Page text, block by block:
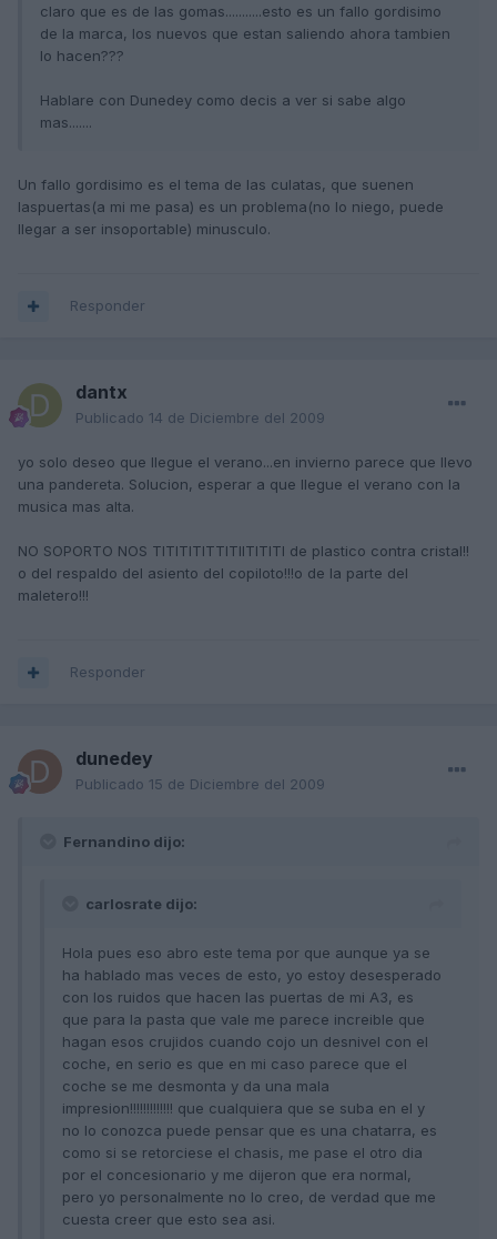
claro que es de las gomas...........esto es un fallo gordisimo
de la marca, los nuevos que estan saliendo ahora tambien
lo hacen???
Hablare con Dunedey como decis a ver si sabe algo
mas.......
Un fallo gordisimo es el tema de las culatas, que suenen
laspuertas(a mi me pasa) es un problema(no lo niego, puede
llegar a ser insoportable) minusculo.
Responder
dantx
Publicado 14 de Diciembre del 2009
yo solo deseo que llegue el verano...en invierno parece que llevo
una pandereta. Solucion, esperar a que llegue el verano con la
musica mas alta.
NO SOPORTO NOS TITITITITTITIITITITI de plastico contra cristal!!
o del respaldo del asiento del copiloto!!!o de la parte del
maletero!!!
Responder
dunedey
Publicado 15 de Diciembre del 2009
Fernandino dijo:
carlosrate dijo:
Hola pues eso abro este tema por que aunque ya se
ha hablado mas veces de esto, yo estoy desesperado
con los ruidos que hacen las puertas de mi A3, es
que para la pasta que vale me parece increible que
hagan esos crujidos cuando cojo un desnivel con el
coche, en serio es que en mi caso parece que el
coche se me desmonta y da una mala
impresion!!!!!!!!!!!!! que cualquiera que se suba en el y
no lo conozca puede pensar que es una chatarra, es
como si se retorciese el chasis, me pase el otro dia
por el concesionario y me dijeron que era normal,
pero yo personalmente no lo creo, de verdad que me
cuesta creer que esto sea asi.